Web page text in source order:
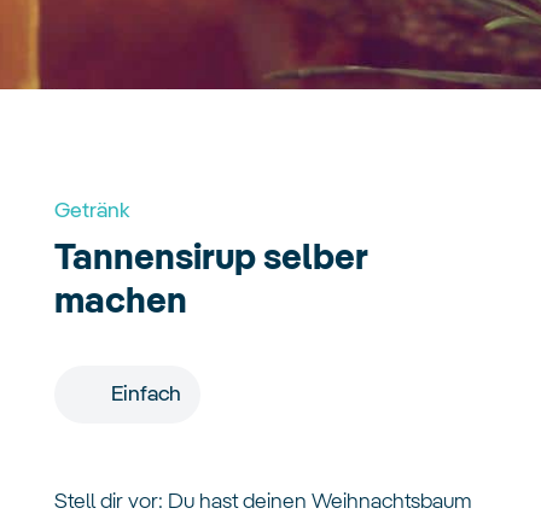
Getränk
Tannensirup selber
machen
Einfach
Stell dir vor: Du hast deinen Weihnachtsbaum